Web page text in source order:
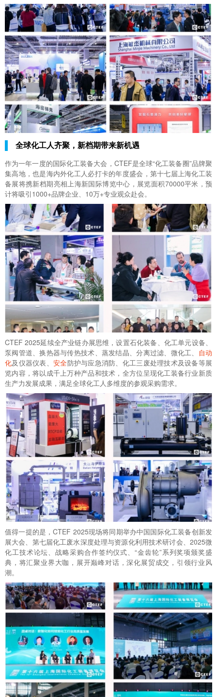
全球化工人齐聚，新档期带来新机遇
作为一年一度的国际化工装备大会，CTEF是全球“化工装备圈”品牌聚
集高地，也是海内外化工人必打卡的年度盛会，第十七届上海化工装
备展将携新档期亮相上海新国际博览中心，展览面积70000平米，预
计将吸引1000+品牌企业、10万+专业观众赴会。
CTEF 2025延续全产业链办展思维，设置石化装备、化工单元设备、
泵阀管道、换热器与传热技术、蒸发结晶、分离过滤、微化工、
自动
化及仪器仪表、 安全防护与应急消防、化工三废处理技术及设备等展
览内容，将以成千上万种产品和技术，全方位呈现化工装备行业新质
生产力发展成果，满足全球化工人多维度的参观采购需求。
值得一提的是，CTEF 2025现场将同期举办中国国际化工装备创新发
展大会、第七届化工废水深度处理与资源化利用技术研讨会、2025微
化工技术论坛、战略采购合作签约仪式、“金齿轮”系列奖项颁奖盛
典，将汇聚业界大咖，展开巅峰对话，深化展贸成交，引领行业风
潮。